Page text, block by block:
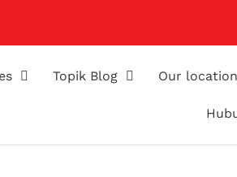
Topik Blog Our location